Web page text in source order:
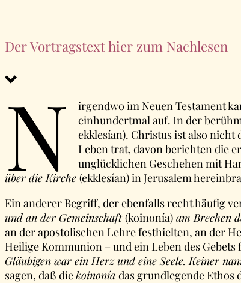
Der Vortragstext hier zum Nachlesen
N irgendwo im Neuen Testament
einhundertmal auf. In der
ekklesían). Christus ist also
Leben trat, davon berichten die
unglücklichen Geschehen mit
über die Kirche (ekklesían) in Jerusalem
Ein anderer Begriff, der ebenfalls recht häufig
und an der Gemeinschaft(koinonía) am Brechen
an der apostolischen Lehre festhielten, an der
Heilige Kommunion – und ein Leben des
Gläubigen war ein Herz und eine Seele. Keiner
sagen, daß diekoinonía das grundlegende